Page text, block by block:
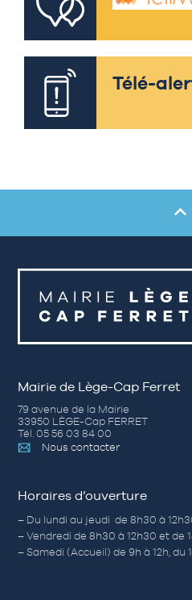
Télé-
Mairie de Lège-Cap Ferret
79 avenue de la Mairie
33950 LÈGE-Cap FERRET
Tél. 05 56 03 84 00
Nous contacter
Horaires d’ouverture
– Du lundi au jeudi de 8h30 à
– Vendredi de 8h30 à 12h30 et de
– Samedi (Accueil) de 9h à 12h, du